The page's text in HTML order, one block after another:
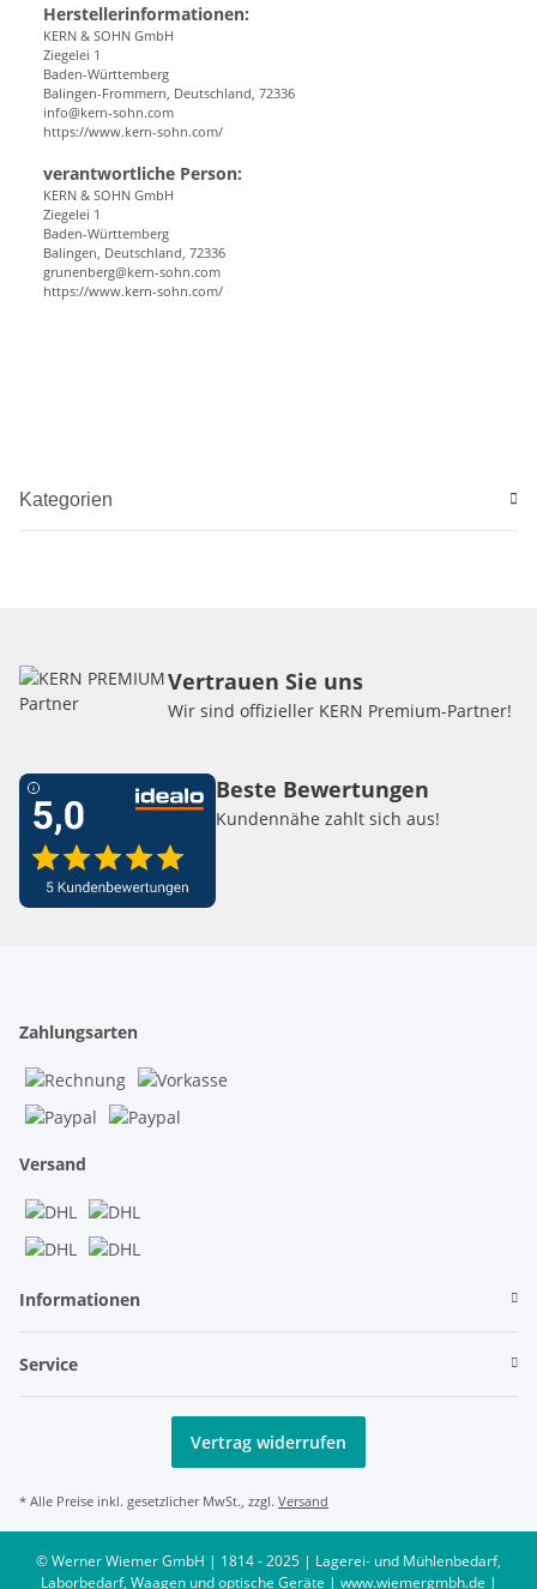
Herstellerinformationen:
KERN & SOHN GmbH
Ziegelei 1
Baden-Württemberg
Balingen-Frommern, Deutschland, 72336
info@kern-sohn.com
https://www.kern-sohn.com/
verantwortliche Person:
KERN & SOHN GmbH
Ziegelei 1
Baden-Württemberg
Balingen, Deutschland, 72336
grunenberg@kern-sohn.com
https://www.kern-sohn.com/
Kategorien
Vertrauen Sie uns
Wir sind offizieller KERN Premium-Partner!
Beste Bewertungen
Kundennähe zahlt sich aus!
Zahlungsarten
Versand
Informationen
Service
Vertrag widerrufen
* Alle Preise inkl. gesetzlicher MwSt., zzgl. Versand
© Werner Wiemer GmbH | 1814 - 2025 | Lagerei- und Mühlenbedarf,
Laborbedarf, Waagen und optische Geräte | www.wiemergmbh.de |